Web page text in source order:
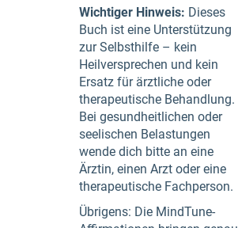
Wichtiger Hinweis: Dieses
Buch ist eine Unterstützung
zur Selbsthilfe – kein
Heilversprechen und kein
Ersatz für ärztliche oder
therapeutische Behandlung.
Bei gesundheitlichen oder
seelischen Belastungen
wende dich bitte an eine
Ärztin, einen Arzt oder eine
therapeutische Fachperson.
Übrigens: Die MindTune-